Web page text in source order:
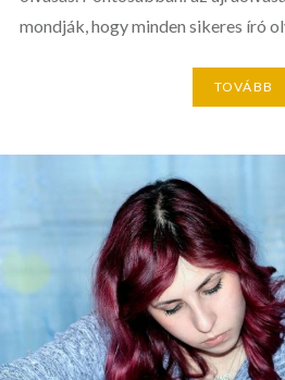
mondják, hogy minden sikeres író
TOVÁBB